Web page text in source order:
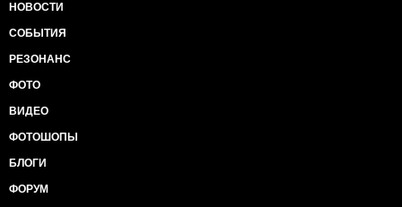
НОВОСТИ
СОБЫТИЯ
РЕЗОНАНС
ФОТО
ВИДЕО
ФОТОШОПЫ
БЛОГИ
ФОРУМ